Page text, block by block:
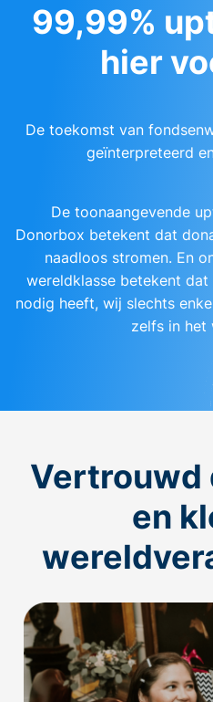
99,99%
hier
De toekomst van
geïnterpreteerd
De toonaangevende
Donorbox betekent dat
naadloos stromen. En
wereldklasse betekent
nodig heeft, wij slechts
zelfs in het
Vertrouwd
en